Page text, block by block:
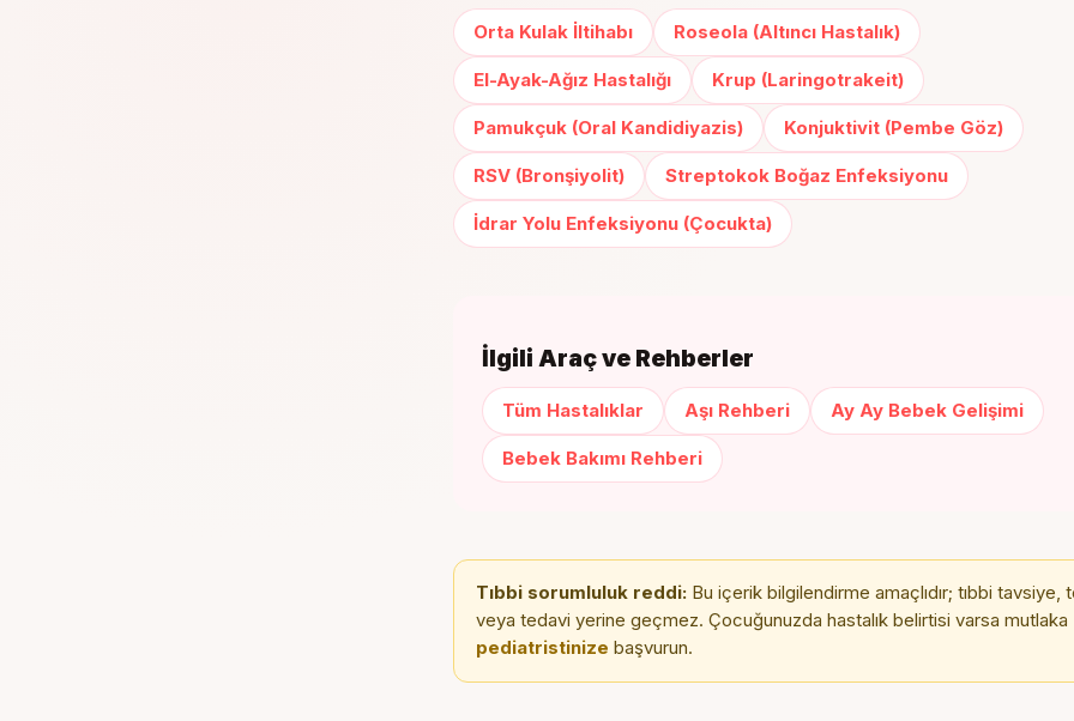
Orta Kulak İltihabı Roseola (Altıncı Hastalık)
El-Ayak-Ağız Hastalığı Krup (Laringotrakeit)
Pamukçuk (Oral Kandidiyazis) Konjuktivit (Pembe Göz)
RSV (Bronşiyolit) Streptokok Boğaz Enfeksiyonu
İdrar Yolu Enfeksiyonu (Çocukta)
İlgili Araç ve Rehberler
Tüm Hastalıklar Aşı Rehberi Ay Ay Bebek Gelişimi
Bebek Bakımı Rehberi
Tıbbi sorumluluk reddi: Bu içerik bilgilendirme amaçlıdır; tıbbi tavsiye,
veya tedavi yerine geçmez. Çocuğunuzda hastalık belirtisi varsa mutlaka
pediatristinize başvurun.